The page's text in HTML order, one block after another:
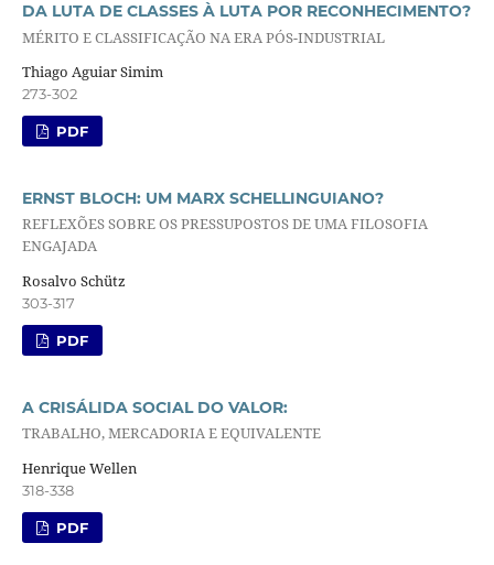
DA LUTA DE CLASSES À LUTA POR RECONHECIMENTO?
MÉRITO E CLASSIFICAÇÃO NA ERA PÓS-INDUSTRIAL
Thiago Aguiar Simim
273-302
PDF
ERNST BLOCH: UM MARX SCHELLINGUIANO?
REFLEXÕES SOBRE OS PRESSUPOSTOS DE UMA FILOSOFIA
ENGAJADA
Rosalvo Schütz
303-317
PDF
A CRISÁLIDA SOCIAL DO VALOR:
TRABALHO, MERCADORIA E EQUIVALENTE
Henrique Wellen
318-338
PDF